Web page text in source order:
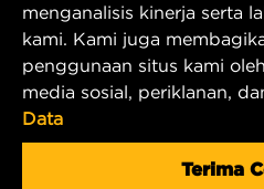
PEMBERITAHUAN LEGAL
TERBITAN
Puri Indah Financial Tower,
Jl. Puri Lingkar Dalam,
Kembangan Selatan
Kecamatan Kembangan
West Jakarta 11610,
wix_filters_asia@mann-
menganalisis kinerja serta
kami. Kami juga
penggunaan situs kami
media sosial, periklanan,
Data
Terima